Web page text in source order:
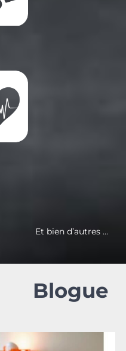
Et bien d’autres …
Blogue